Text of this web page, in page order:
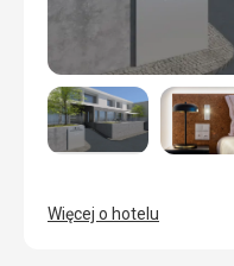
Więcej o hotelu